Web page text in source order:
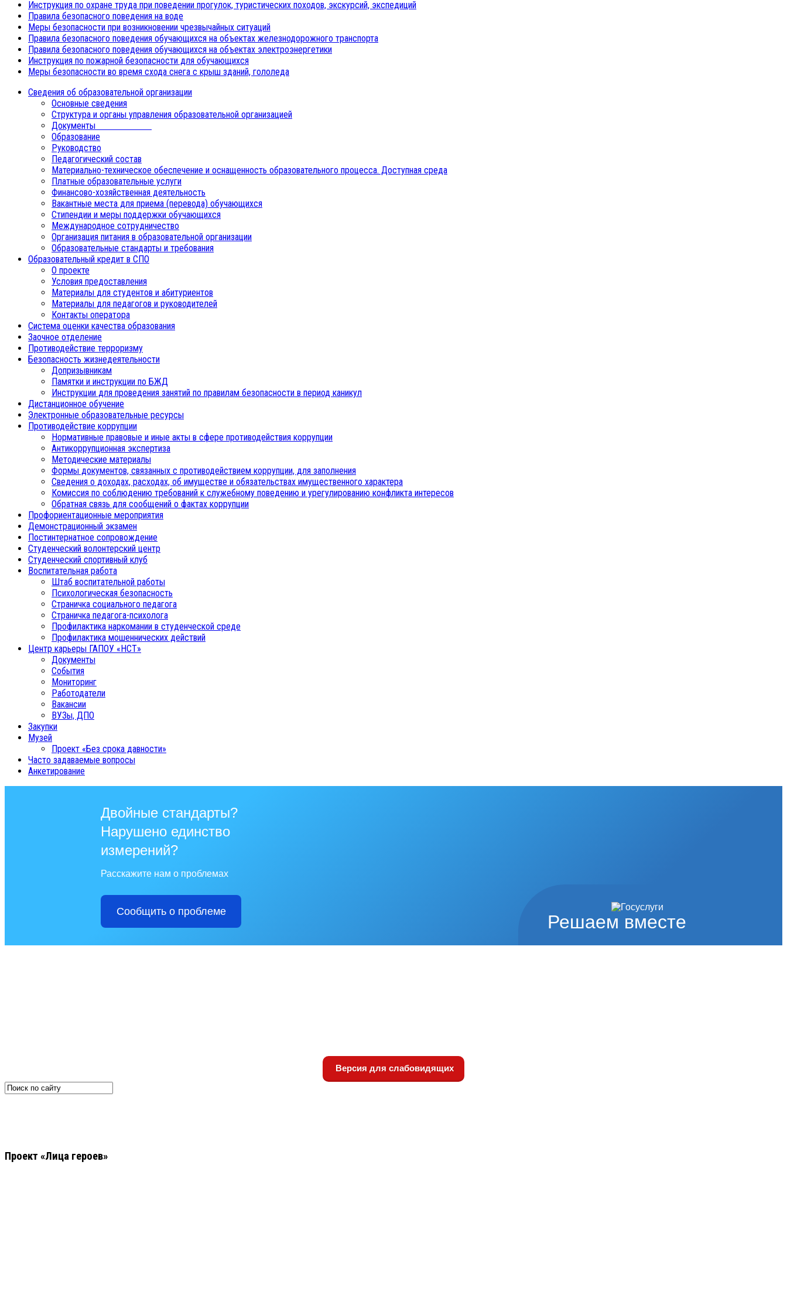
Инструкция по охране труда при поведении прогулок, туристических походов, экскурсий, экспедиций
Правила безопасного поведения на воде
Меры безопасности при возникновении чрезвычайных ситуаций
Правила безопасного поведения обучающихся на объектах железнодорожного транспорта
Правила безопасного поведения обучающихся на объектах электроэнергетики
Инструкция по пожарной безопасности для обучающихся
Меры безопасности во время схода снега с крыш зданий, гололеда
Сведения об образовательной организации
Основные сведения
Структура и органы управления образовательной организацией
Документы
Образование
Руководство
Педагогический состав
Материально-техническое обеспечение и оснащенность образовательного процесса. Доступная среда
Платные образовательные услуги
Финансово-хозяйственная деятельность
Вакантные места для приема (перевода) обучающихся
Стипендии и меры поддержки обучающихся
Международное сотрудничество
Организация питания в образовательной организации
Образовательные стандарты и требования
Образовательный кредит в СПО
О проекте
Условия предоставления
Материалы для студентов и абитуриентов
Материалы для педагогов и руководителей
Контакты оператора
Система оценки качества образования
Заочное отделение
Противодействие терроризму
Безопасность жизнедеятельности
Допризывникам
Памятки и инструкции по БЖД
Инструкции для проведения занятий по правилам безопасности в период каникул
Дистанционное обучение
Электронные образовательные ресурсы
Противодействие коррупции
Нормативные правовые и иные акты в сфере противодействия коррупции
Антикоррупционная экспертиза
Методические материалы
Формы документов, связанных с противодействием коррупции, для заполнения
Сведения о доходах, расходах, об имуществе и обязательствах имущественного характера
Комиссия по соблюдению требований к служебному поведению и урегулированию конфликта интересов
Обратная связь для сообщений о фактах коррупции
Профориентационные мероприятия
Демонстрационный экзамен
Постинтернатное сопровождение
Студенческий волонтерский центр
Студенческий спортивный клуб
Воспитательная работа
Штаб воспитательной работы
Психологическая безопасность
Страничка социального педагога
Страничка педагога-психолога
Профилактика наркомании в студенческой среде
Профилактика мошеннических действий
Центр карьеры ГАПОУ «НСТ»
Документы
События
Мониторинг
Работодатели
Вакансии
ВУЗы, ДПО
Закупки
Музей
Проект «Без срока давности»
Часто задаваемые вопросы
Анкетирование
Решаем вместе
Двойные стандарты?
Нарушено единство
измерений?
Расскажите нам о проблемах
Сообщить о проблеме
Версия для слабовидящих
Проект «Лица героев»